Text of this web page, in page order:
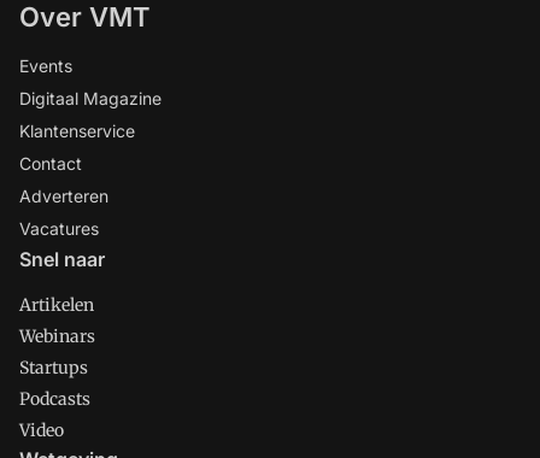
Over VMT
Events
Digitaal Magazine
Klantenservice
Contact
Adverteren
Vacatures
Snel naar
Artikelen
Webinars
Startups
Podcasts
Video